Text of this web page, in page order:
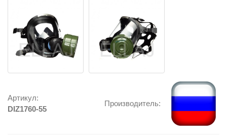
Артикул:
DIZ1760-55
Производитель: